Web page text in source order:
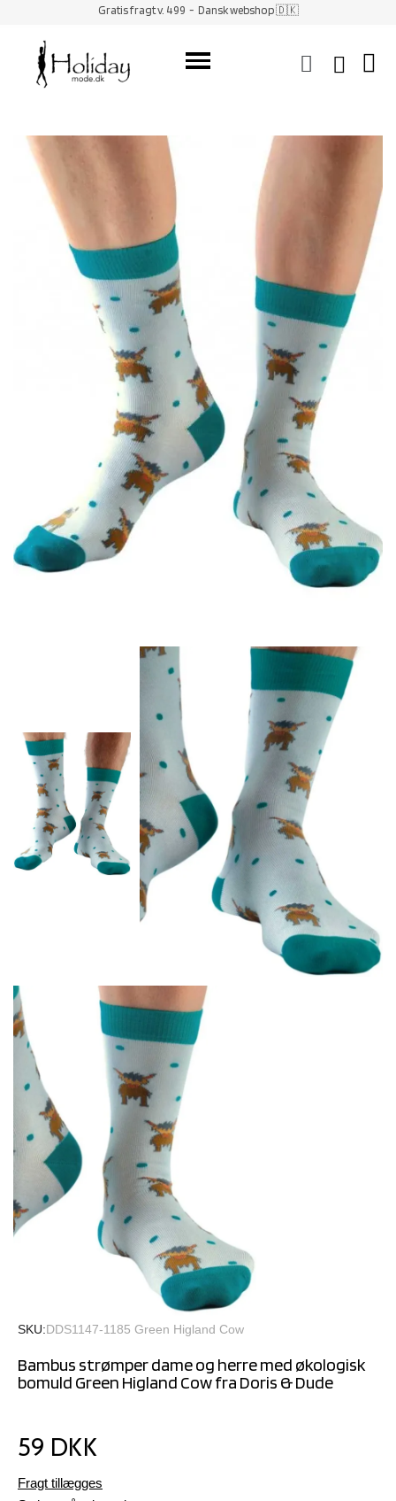
Gratis fragt v. 499 - Dansk webshop 🇩🇰
SKU DDS1147-1185 Green Higland Cow
Bambus strømper dame og herre med økologisk
bomuld Green Higland Cow fra Doris & Dude
59 DKK
Fragt tillægges